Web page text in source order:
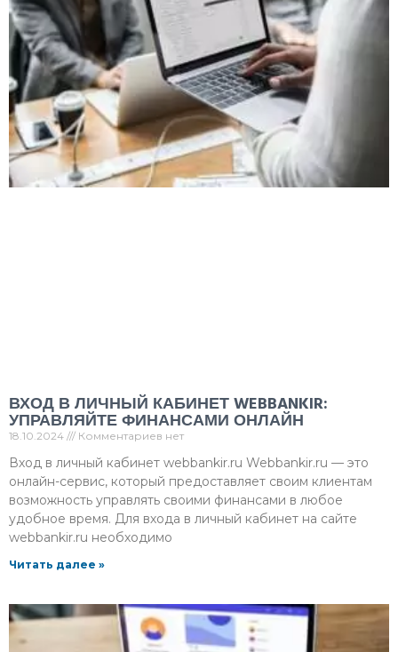
ВХОД В ЛИЧНЫЙ КАБИНЕТ WEBBANKIR:
УПРАВЛЯЙТЕ ФИНАНСАМИ ОНЛАЙН
18.10.2024 Комментариев нет
Вход в личный кабинет webbankir.ru Webbankir.ru — это
онлайн-сервис, который предоставляет своим клиентам
возможность управлять своими финансами в любое
удобное время. Для входа в личный кабинет на сайте
webbankir.ru необходимо
Читать далее »